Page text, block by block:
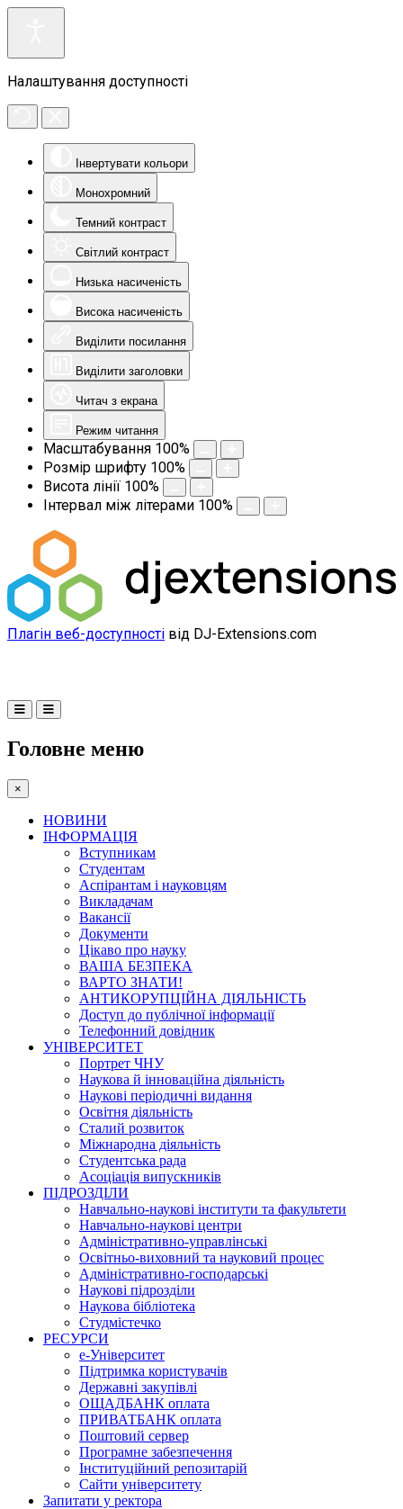
Налаштування доступності
Інвертувати кольори
Монохромний
Темний контраст
Світлий контраст
Низька насиченість
Висока насиченість
Виділити посилання
Виділити заголовки
Читач з екрана
Режим читання
Масштабування 100%
Розмір шрифту 100%
Висота лінії 100%
Інтервал між літерами 100%
Плагін веб-доступності від DJ-Extensions.com
Головне меню
×
НОВИНИ
ІНФОРМАЦІЯ
Вступникам
Студентам
Аспірантам і науковцям
Викладачам
Вакансії
Документи
Цікаво про науку
ВАША БЕЗПЕКА
ВАРТО ЗНАТИ!
АНТИКОРУПЦІЙНА ДІЯЛЬНІСТЬ
Доступ до публічної інформації
Телефонний довідник
УНІВЕРСИТЕТ
Портрет ЧНУ
Наукова й інноваційна діяльність
Наукові періодичні видання
Освітня діяльність
Сталий розвиток
Міжнародна діяльність
Студентська рада
Асоціація випускників
ПІДРОЗДІЛИ
Навчально-наукові інститути та факультети
Навчально-наукові центри
Адміністративно-управлінські
Освітньо-виховний та науковий процес
Адміністративно-господарські
Наукові підрозділи
Наукова бібліотека
Студмістечко
РЕСУРСИ
е-Університет
Підтримка користувачів
Державні закупівлі
ОЩАДБАНК оплата
ПРИВАТБАНК оплата
Поштовий сервер
Програмне забезпечення
Інституційний репозитарій
Сайти університету
Запитати у ректора